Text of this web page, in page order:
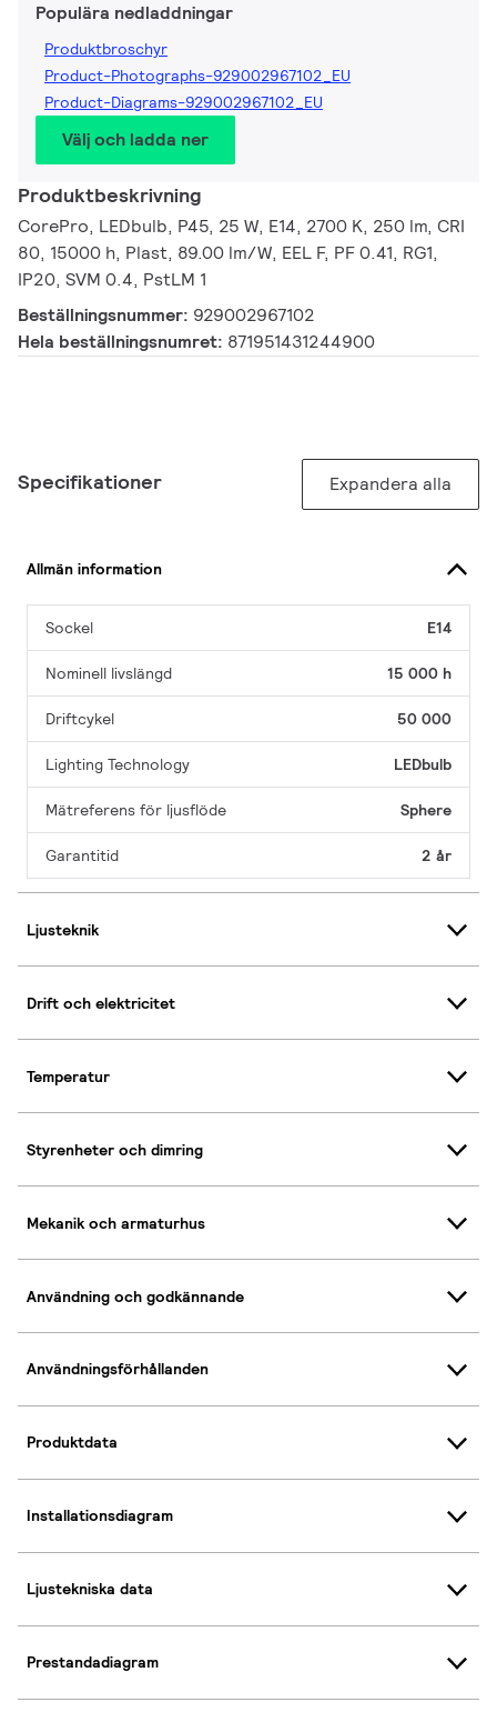
Populära nedladdningar
Produktbroschyr
Product-Photographs-929002967102_EU
Product-Diagrams-929002967102_EU
Välj och ladda ner
Produktbeskrivning
CorePro, LEDbulb, P45, 25 W, E14, 2700 K, 250 lm, CRI
80, 15000 h, Plast, 89.00 lm/W, EEL F, PF 0.41, RG1,
IP20, SVM 0.4, PstLM 1
Beställningsnummer: 929002967102
Hela beställningsnumret: 871951431244900
Specifikationer Expandera alla
Allmän information
Sockel E14
Nominell livslängd 15 000 h
Driftcykel 50 000
Lighting Technology LEDbulb
Mätreferens för ljusflöde Sphere
Garantitid 2 år
Ljusteknik
Drift och elektricitet
Temperatur
Styrenheter och dimring
Mekanik och armaturhus
Användning och godkännande
Användningsförhållanden
Produktdata
Installationsdiagram
Ljustekniska data
Prestandadiagram